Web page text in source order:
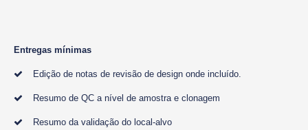
Entregas mínimas
Edição de notas de revisão de design onde incluído.
Resumo de QC a nível de amostra e clonagem
Resumo da validação do local-alvo